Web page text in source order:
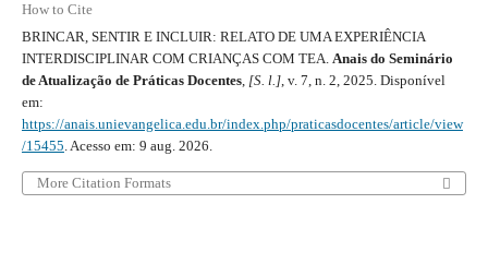
How to Cite
BRINCAR, SENTIR E INCLUIR: RELATO DE UMA EXPERIÊNCIA
INTERDISCIPLINAR COM CRIANÇAS COM TEA. Anais do Seminário
de Atualização de Práticas Docentes, [S. l.], v. 7, n. 2, 2025. Disponível
em:
https://anais.unievangelica.edu.br/index.php/praticasdocentes/article/view
/15455. Acesso em: 9 aug. 2026.
More Citation Formats